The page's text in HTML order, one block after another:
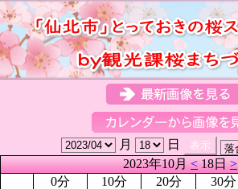
月
日
2023年10月<18日>
0分
10分 20分 30分